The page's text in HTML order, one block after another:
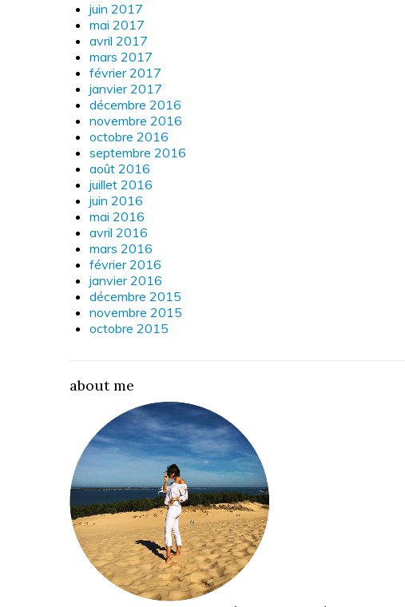
juin 2017
mai 2017
avril 2017
mars 2017
février 2017
janvier 2017
décembre 2016
novembre 2016
octobre 2016
septembre 2016
août 2016
juillet 2016
juin 2016
mai 2016
avril 2016
mars 2016
février 2016
janvier 2016
décembre 2015
novembre 2015
octobre 2015
about me